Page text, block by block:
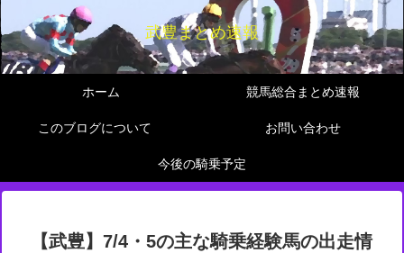
武豊まとめ速報
ホーム 競馬総合まとめ速報
このブログについて お問い合わせ
今後の騎乗予定
【武豊】7/4・5の主な騎乗経験馬の出走情